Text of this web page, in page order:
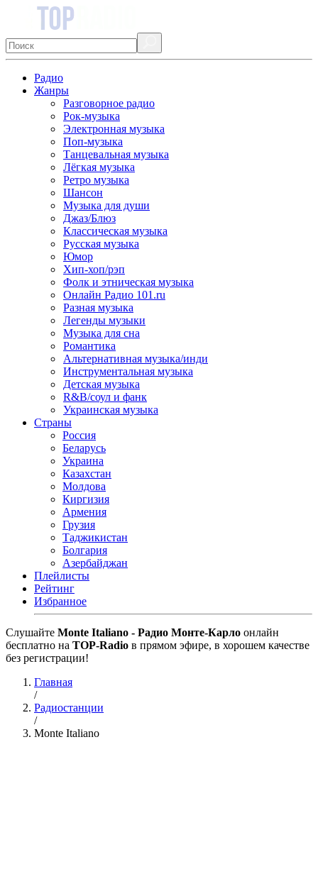
Радио
Жанры
Разговорное радио
Рок-музыка
Электронная музыка
Поп-музыка
Танцевальная музыка
Лёгкая музыка
Ретро музыка
Шансон
Музыка для души
Джаз/Блюз
Классическая музыка
Русская музыка
Юмор
Хип-хоп/рэп
Фолк и этническая музыка
Онлайн Радио 101.ru
Разная музыка
Легенды музыки
Музыка для сна
Романтика
Альтернативная музыка/инди
Инструментальная музыка
Детская музыка
R&B/cоул и фанк
Украинская музыка
Страны
Россия
Беларусь
Украина
Казахстан
Молдова
Киргизия
Армения
Грузия
Таджикистан
Болгария
Азербайджан
Плейлисты
Рейтинг
Избранное
Cлушайте Monte Italiano - Радио Монте-Карло онлайн
бесплатно на TOP-Radio в прямом эфире, в хорошем качестве
без регистрации!
Главная
/
Радиостанции
/
Monte Italiano